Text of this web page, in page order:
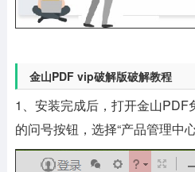
金山PDF vip破解版破解教程
1、安装完成后，打开金山PDF
的问号按钮，选择“产品管理中